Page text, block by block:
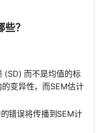
？
(SD) 而不是均值的标
变异性，而SEM估计
错误将传播到SEM计